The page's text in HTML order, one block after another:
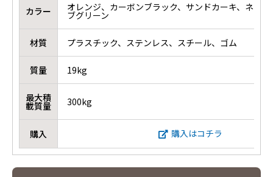
カラー オレンジ、カーボンブラック、サンドカーキ、ネイ
ブグリーン
材質 プラスチック、ステンレス、スチール、ゴム
質量 19kg
最大積
載質量 300kg
購入 購入はコチラ